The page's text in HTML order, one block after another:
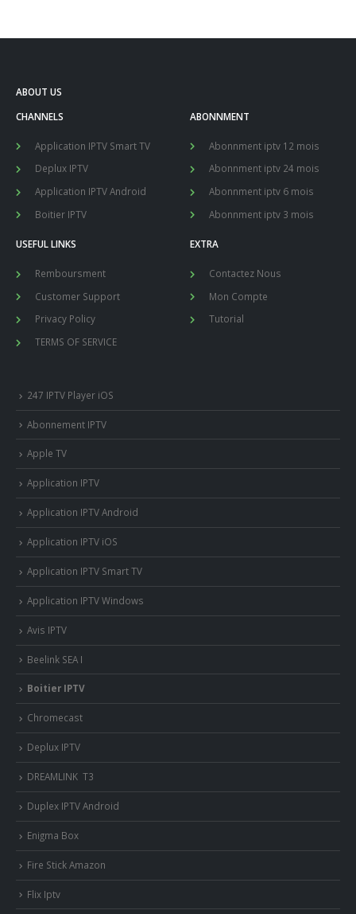
ABOUT US
CHANNELS
Application IPTV Smart TV
Deplux IPTV
Application IPTV Android
Boitier IPTV
ABONNMENT
Abonnment iptv 12 mois
Abonnment iptv 24 mois
Abonnment iptv 6 mois
Abonnment iptv 3 mois
USEFUL LINKS
Remboursment
Customer Support
Privacy Policy
TERMS OF SERVICE
EXTRA
Contactez Nous
Mon Compte
Tutorial
247 IPTV Player iOS
Abonnement IPTV
Apple TV
Application IPTV
Application IPTV Android
Application IPTV iOS
Application IPTV Smart TV
Application IPTV Windows
Avis IPTV
Beelink SEA I
Boitier IPTV
Chromecast
Deplux IPTV
DREAMLINK T3
Duplex IPTV Android
Enigma Box
Fire Stick Amazon
Flix Iptv